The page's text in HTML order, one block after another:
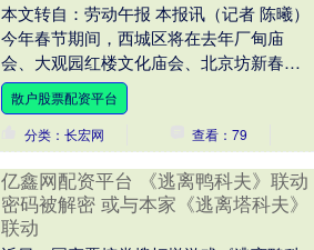
本文转自：劳动午报 本报讯（记者 陈曦）
今年春节期间，西城区将在去年厂甸庙
会、大观园红楼文化庙会、北京坊新春文
化坊会和什刹海冰雪嘉年华这四项活动基
础上，新增JK....
散户股票配资平台
分类：长宏网
查看：79
亿鑫网配资平台 《逃离鸭科夫》联动
密码被解密 或与本家《逃离塔科夫》
联动